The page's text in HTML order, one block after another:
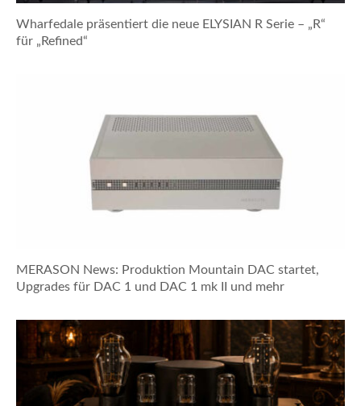
Wharfedale präsentiert die neue ELYSIAN R Serie – „R“
für „Refined“
MERASON News: Produktion Mountain DAC startet,
Upgrades für DAC 1 und DAC 1 mk II und mehr